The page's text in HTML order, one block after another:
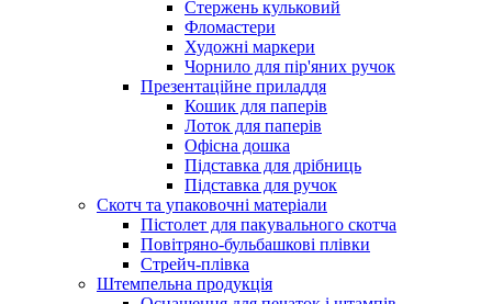
Стержень кульковий
Фломастери
Художні маркери
Чорнило для пір'яних ручок
Презентаційне приладдя
Кошик для паперів
Лоток для паперів
Офісна дошка
Підставка для дрібниць
Підставка для ручок
Скотч та упаковочні матеріали
Пістолет для пакувального скотча
Повітряно-бульбашкові плівки
Стрейч-плівка
Штемпельна продукція